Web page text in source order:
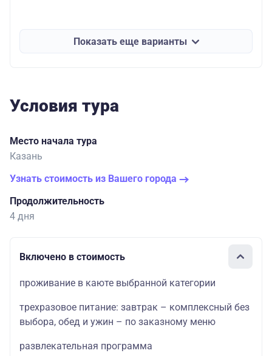
Показать еще варианты
Условия тура
Место начала тура
Казань
Узнать стоимость из Вашего города
Продолжительность
4 дня
Включено в стоимость
проживание в каюте выбранной категории
трехразовое питание: завтрак – комплексный без
выбора, обед и ужин – по заказному меню
развлекательная программа